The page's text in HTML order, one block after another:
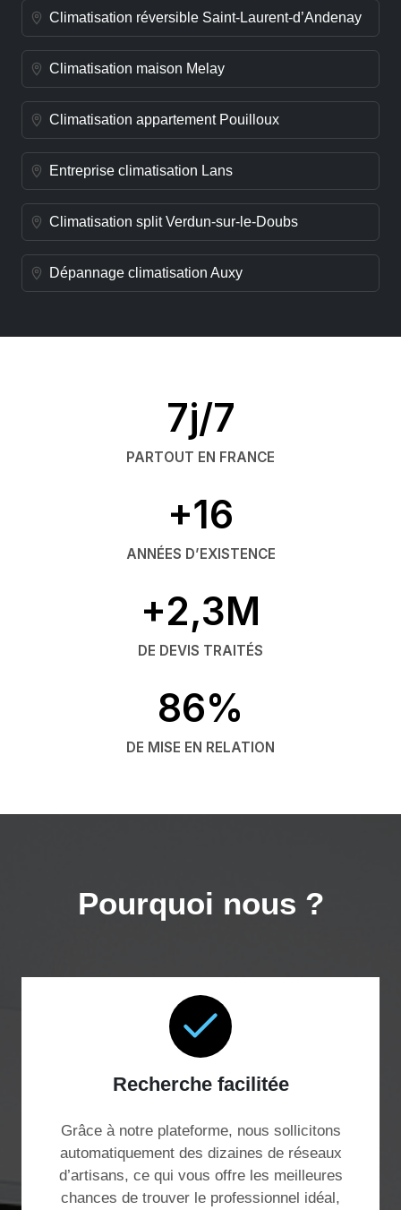
Climatisation réversible Saint-Laurent-d’Andenay
Climatisation maison Melay
Climatisation appartement Pouilloux
Entreprise climatisation Lans
Climatisation split Verdun-sur-le-Doubs
Dépannage climatisation Auxy
7j/7
PARTOUT EN FRANCE
+16
ANNÉES D’EXISTENCE
+2,3M
DE DEVIS TRAITÉS
86%
DE MISE EN RELATION
Pourquoi nous ?
Recherche facilitée
Grâce à notre plateforme, nous sollicitons
automatiquement des dizaines de réseaux
d’artisans, ce qui vous offre les meilleures
chances de trouver le professionnel idéal,